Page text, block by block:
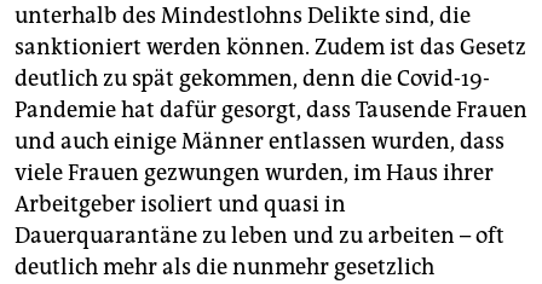
unterhalb des Mindestlohns Delikte sind, die
sanktioniert werden können. Zudem ist das Gesetz
deutlich zu spät gekommen, denn die Covid-19-
Pandemie hat dafür gesorgt, dass Tausende Frauen
und auch einige Männer entlassen wurden, dass
viele Frauen gezwungen wurden, im Haus ihrer
Arbeitgeber isoliert und quasi in
Dauerquarantäne zu leben und zu arbeiten – oft
deutlich mehr als die nunmehr gesetzlich